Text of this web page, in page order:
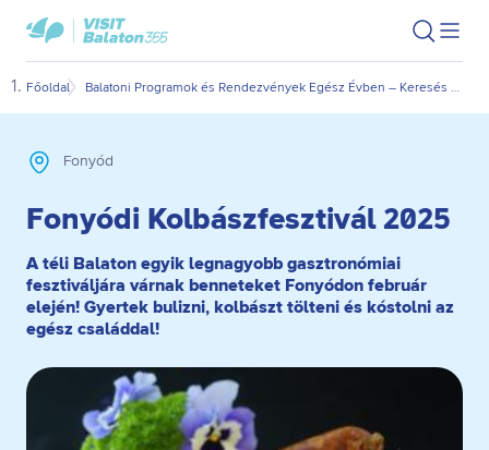
Ugrás
fő
Ugrás
oldal
VisitBalaton365
kezdőlap
Keresés
Főoldal Balatoni Programok és Rendezvények Egész Évben – Keresés Dátum és Kategória Szerint
Fonyód
Fonyódi Kolbászfesztivál 2025
A téli Balaton egyik legnagyobb gasztronómiai
fesztiváljára várnak benneteket Fonyódon február
elején! Gyertek bulizni, kolbászt tölteni és kóstolni az
egész családdal!